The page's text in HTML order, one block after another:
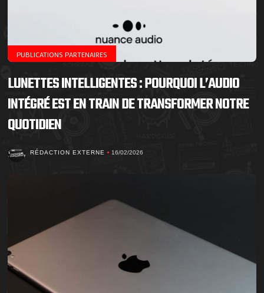
PUBLICATIONS PARTENAIRES
LUNETTES INTELLIGENTES : POURQUOI L’AUDIO
INTÉGRÉ EST EN TRAIN DE TRANSFORMER NOTRE
QUOTIDIEN
RÉDACTION EXTERNE 16/02/2026